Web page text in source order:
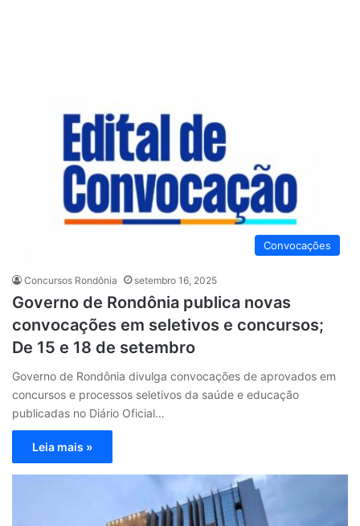
Convocações
Concursos Rondônia setembro 16, 2025
Governo de Rondônia publica novas
convocações em seletivos e concursos;
De 15 e 18 de setembro
Governo de Rondônia divulga convocações de aprovados em
concursos e processos seletivos da saúde e educação
publicadas no Diário Oficial…
Leia mais »